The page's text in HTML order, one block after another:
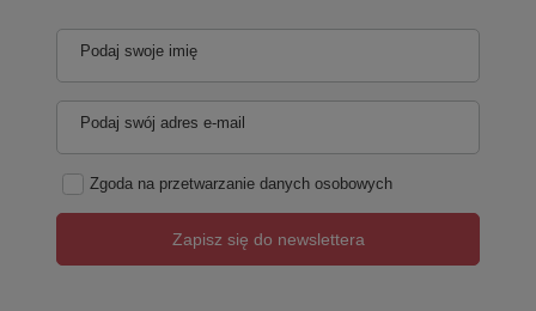
Podaj swoje imię
Podaj swój adres e-mail
Zgoda na przetwarzanie danych osobowych
Zapisz się do newslettera